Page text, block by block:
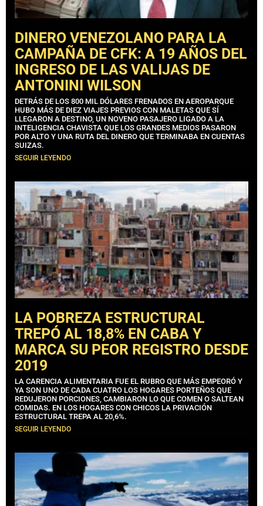
DINERO VENEZOLANO PARA LA
CAMPAÑA DE CFK: A 19 AÑOS DEL
INGRESO DE LAS VALIJAS DE
ANTONINI WILSON
DETRÁS DE LOS 800 MIL DÓLARES FRENADOS EN AEROPARQUE
HUBO MÁS DE DIEZ VIAJES PREVIOS CON MALETAS QUE SÍ
LLEGARON A DESTINO, UN NOVENO PASAJERO LIGADO A LA
INTELIGENCIA CHAVISTA QUE LOS GRANDES MEDIOS PASARON
POR ALTO Y UNA RUTA DEL DINERO QUE TERMINABA EN CUENTAS
SUIZAS.
SEGUIR LEYENDO
LA POBREZA ESTRUCTURAL
TREPÓ AL 18,8% EN CABA Y
MARCA SU PEOR REGISTRO DESDE
2019
LA CARENCIA ALIMENTARIA FUE EL RUBRO QUE MÁS EMPEORÓ Y
YA SON UNO DE CADA CUATRO LOS HOGARES PORTEÑOS QUE
REDUJERON PORCIONES, CAMBIARON LO QUE COMEN O SALTEAN
COMIDAS. EN LOS HOGARES CON CHICOS LA PRIVACIÓN
ESTRUCTURAL TREPA AL 20,6%.
SEGUIR LEYENDO